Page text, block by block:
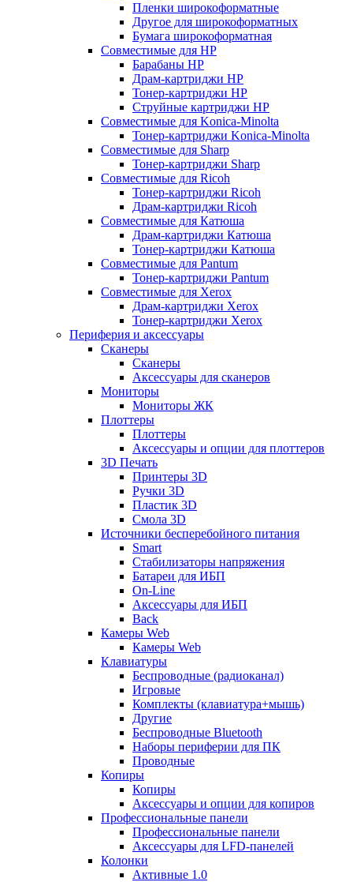
Пленки широкоформатные
Другое для широкоформатных
Бумага широкоформатная
Совместимые для HP
Барабаны HP
Драм-картриджи HP
Тонер-картриджи HP
Струйные картриджи HP
Совместимые для Konica-Minolta
Тонер-картриджи Konica-Minolta
Совместимые для Sharp
Тонер-картриджи Sharp
Совместимые для Ricoh
Тонер-картриджи Ricoh
Драм-картриджи Ricoh
Совместимые для Катюша
Драм-картриджи Катюша
Тонер-картриджи Катюша
Совместимые для Pantum
Тонер-картриджи Pantum
Совместимые для Xerox
Драм-картриджи Xerox
Тонер-картриджи Xerox
Периферия и аксессуары
Сканеры
Сканеры
Аксессуары для сканеров
Мониторы
Мониторы ЖК
Плоттеры
Плоттеры
Аксессуары и опции для плоттеров
3D Печать
Принтеры 3D
Ручки 3D
Пластик 3D
Смола 3D
Источники бесперебойного питания
Smart
Стабилизаторы напряжения
Батареи для ИБП
On-Line
Аксессуары для ИБП
Back
Камеры Web
Камеры Web
Клавиатуры
Беспроводные (радиоканал)
Игровые
Комплекты (клавиатура+мышь)
Другие
Беспроводные Bluetooth
Наборы периферии для ПК
Проводные
Копиры
Копиры
Аксессуары и опции для копиров
Профессиональные панели
Профессиональные панели
Аксессуары для LFD-панелей
Колонки
Активные 1.0